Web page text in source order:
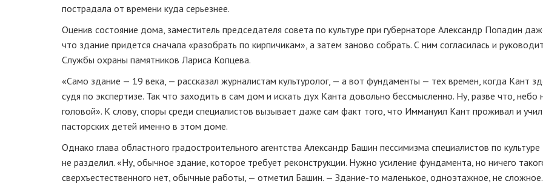
пострадала от времени куда серьезнее.
Оценив состояние дома, заместитель председателя совета по культуре при губернаторе Александр Попадин
что здание придется сначала «разобрать по кирпичикам», а затем заново собрать. С ним согласилась и
Службы охраны памятников Лариса Копцева.
«Само здание — 19 века, — рассказал журналистам культуролог, — а вот фундаменты — тех времен, когда Кант
судя по экспертизе. Так что заходить в сам дом и искать дух Канта довольно бессмысленно. Ну, разве что, небо
головой». К слову, споры среди специалистов вызывает даже сам факт того, что Иммануил Кант проживал и учил
пасторских детей именно в этом доме.
Однако глава областного градостроительного агентства Александр Башин пессимизма специалистов по культуре
не разделил. «Ну, обычное здание, которое требует реконструкции. Нужно усиление фундамента, но ничего
сверхъестественного нет, обычные работы, — отметил Башин. — Здание-то маленькое, одноэтажное, не